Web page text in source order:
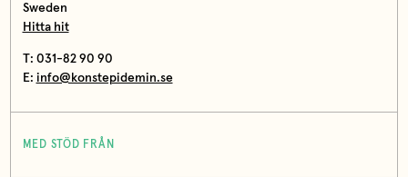
Sweden
Hitta hit
T: 031-82 90 90
E: info@konstepidemin.se
MED STÖD FRÅN